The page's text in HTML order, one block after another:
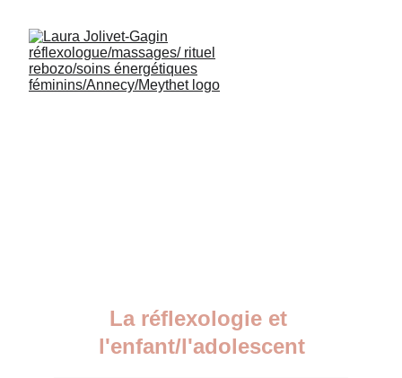
La réflexologie et
l'enfant/l'adolescent